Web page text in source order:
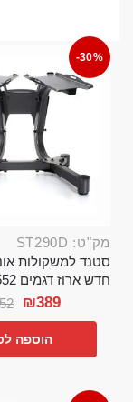
-30%
מק"ט: ST290D
סטנד למשקולות
חדש ארוז דגמים 552 , 1090
₪389
הוספה